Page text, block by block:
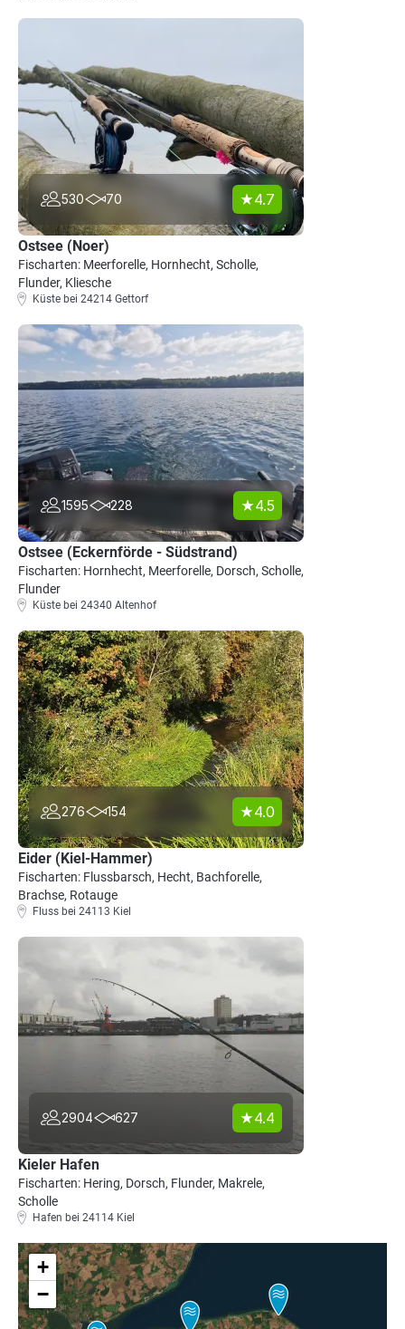
530 70 4.7
Ostsee (Noer)
Fischarten: Meerforelle, Hornhecht, Scholle,
Flunder, Kliesche
Küste bei 24214 Gettorf
1595 228 4.5
Ostsee (Eckernförde - Südstrand)
Fischarten: Hornhecht, Meerforelle, Dorsch, Scholle,
Flunder
Küste bei 24340 Altenhof
276 154 4.0
Eider (Kiel-Hammer)
Fischarten: Flussbarsch, Hecht, Bachforelle,
Brachse, Rotauge
Fluss bei 24113 Kiel
2904 627 4.4
Kieler Hafen
Fischarten: Hering, Dorsch, Flunder, Makrele,
Scholle
Hafen bei 24114 Kiel
+
−